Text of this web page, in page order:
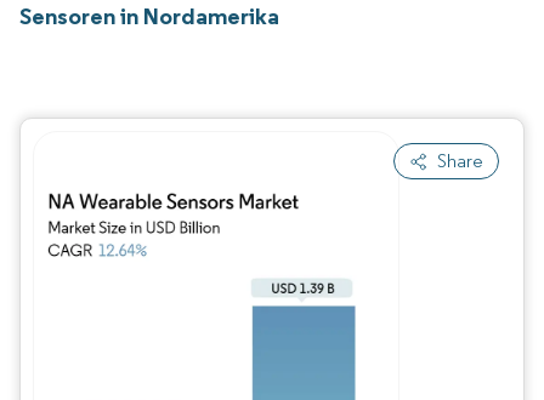
Sensoren in Nordamerika
Share